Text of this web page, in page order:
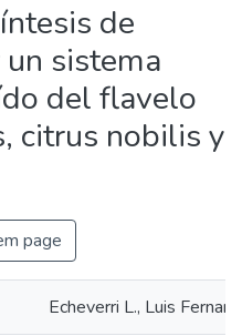
de
sistema
del flavelo
citrus nobilis y
page
Echeverri L., Luis